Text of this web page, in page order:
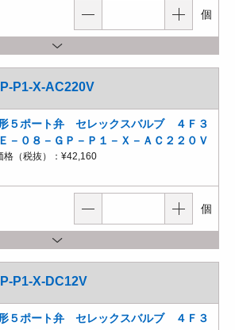
個
P1-X-AC220V
５ポート弁 セレックスバルブ ４Ｆ３
－０８－ＧＰ－Ｐ１－Ｘ－ＡＣ２２０Ｖ
格（税抜）： ¥42,160
個
P1-X-DC12V
５ポート弁 セレックスバルブ ４Ｆ３